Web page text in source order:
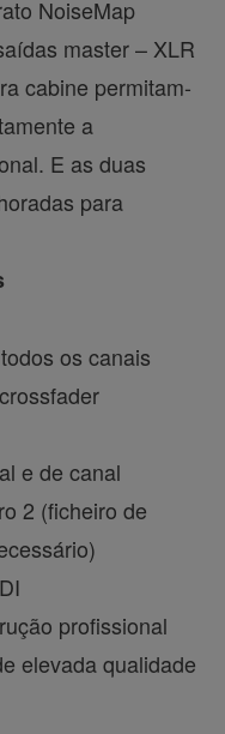
NoiseMap
master – XLR
cabine permitam-
a
E as duas
para
os canais
e de canal
2 (ficheiro de
profissional
elevada qualidade